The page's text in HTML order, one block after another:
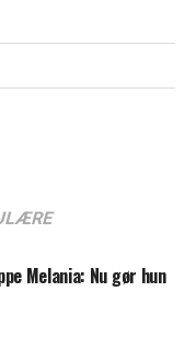
Melania: Nu gør hun